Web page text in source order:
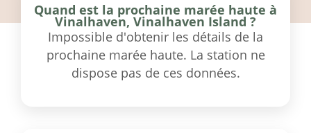
Quand est la prochaine marée haute à
Vinalhaven, Vinalhaven Island ?
Impossible d'obtenir les détails de la
prochaine marée haute. La station ne
dispose pas de ces données.